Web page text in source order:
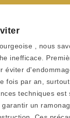
, nous
inefficace.
par an,
techniques
un